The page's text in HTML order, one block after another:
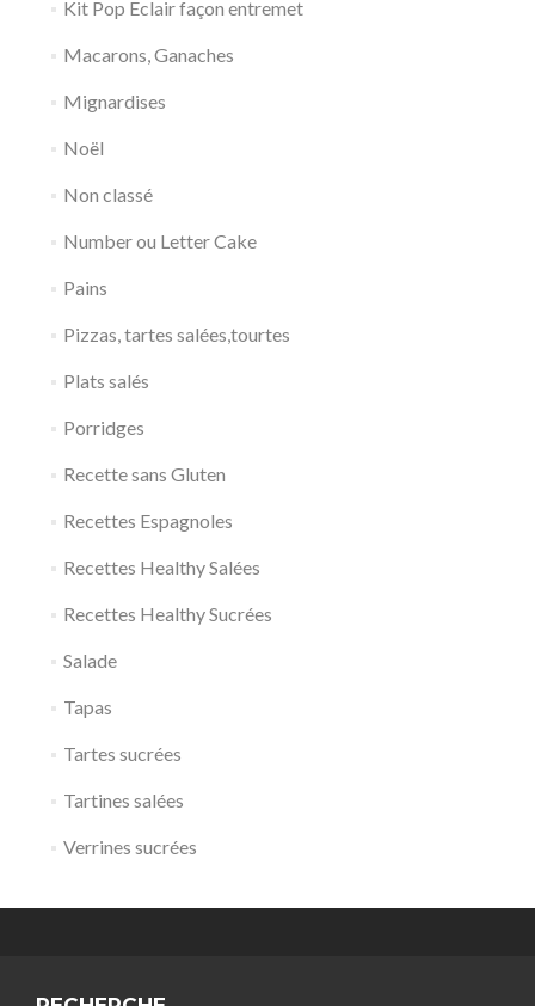
Kit Pop Eclair façon entremet
Macarons, Ganaches
Mignardises
Noël
Non classé
Number ou Letter Cake
Pains
Pizzas, tartes salées,tourtes
Plats salés
Porridges
Recette sans Gluten
Recettes Espagnoles
Recettes Healthy Salées
Recettes Healthy Sucrées
Salade
Tapas
Tartes sucrées
Tartines salées
Verrines sucrées